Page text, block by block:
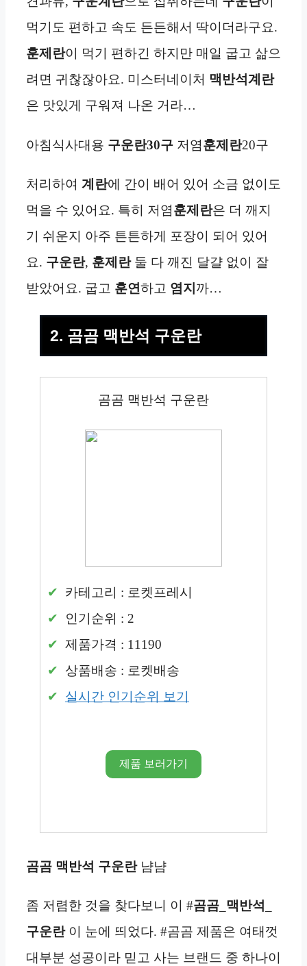
먹기도 편하고 속도 든든해서 딱이더라구요.
훈제란이 먹기 편하긴 하지만 매일 굽고 삶으
려면 귀찮잖아요. 미스터네이처 맥반석계란
은 맛있게 구워져 나온 거라…
아침식사대용 구운란30구 저염훈제란20구
처리하여 계란에 간이 배어 있어 소금 없이도
먹을 수 있어요. 특히 저염훈제란은 더 깨지
기 쉬운지 아주 튼튼하게 포장이 되어 있어
요. 구운란, 훈제란둘 다 깨진 달걀 없이 잘
받았어요. 굽고 훈연하고 염지 까…
2. 곰곰 맥반석 구운란
곰곰 맥반석 구운란
카테고리 : 로켓프레시
인기순위 : 2
제품가격 : 11190
상품배송 : 로켓배송
실시간 인기순위 보기
제품 보러가기
곰곰 맥반석 구운란냠냠
좀 저렴한 것을 찾다보니 이 #곰곰 맥반석
구운란이 눈에 띄었다. #곰곰 제품은 여태껏
대부분 성공이라 믿고 사는 브랜드 중 하나이